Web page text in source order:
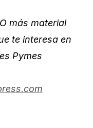
más material
te interesa en
Pymes